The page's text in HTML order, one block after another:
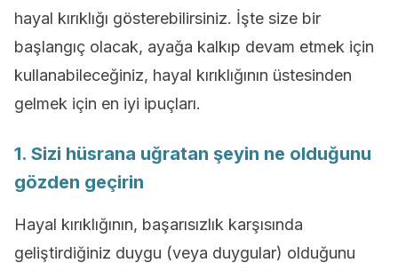
hayal kırıklığı gösterebilirsiniz. İşte size bir
başlangıç olacak, ayağa kalkıp devam etmek için
kullanabileceğiniz, hayal kırıklığının üstesinden
gelmek için en iyi ipuçları.
1. Sizi hüsrana uğratan şeyin ne olduğunu
gözden geçirin
Hayal kırıklığının, başarısızlık karşısında
geliştirdiğiniz duygu (veya duygular) olduğunu